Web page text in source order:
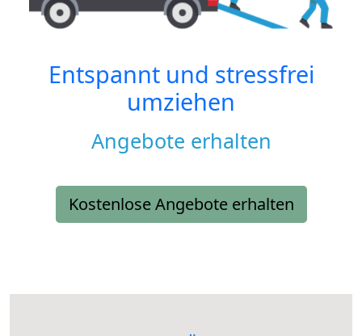
Entspannt und stressfrei
umziehen
Angebote erhalten
Kostenlose Angebote erhalten